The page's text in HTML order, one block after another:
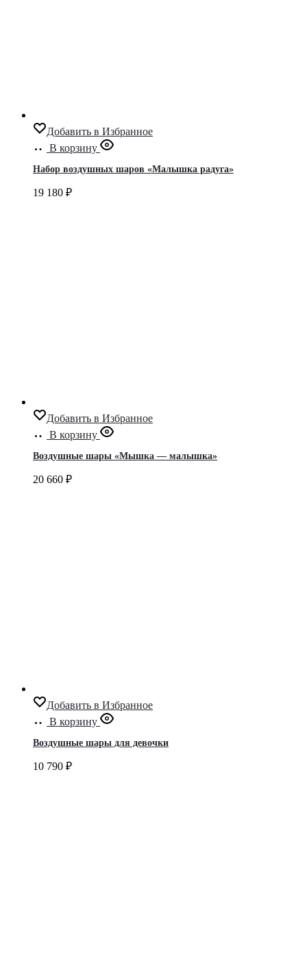
Добавить в Избранное
В корзину
Набор воздушных шаров «Малышка радуга»
19 180 ₽
Добавить в Избранное
В корзину
Воздушные шары «Мышка — малышка»
20 660 ₽
Добавить в Избранное
В корзину
Воздушные шары для девочки
10 790 ₽